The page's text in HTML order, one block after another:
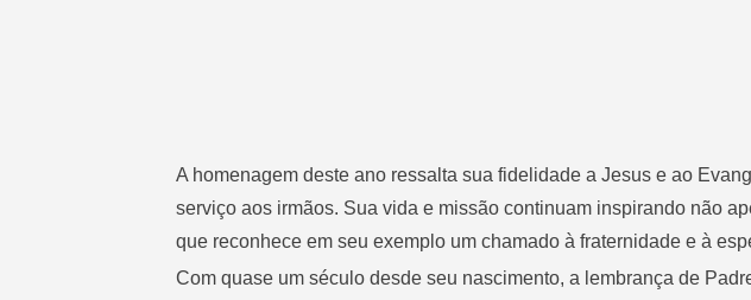
A homenagem deste ano ressalta sua fidelidade a Jesus e ao
serviço aos irmãos. Sua vida e missão continuam inspirando não
que reconhece em seu exemplo um chamado à fraternidade e à
Com quase um século desde seu nascimento, a lembrança de